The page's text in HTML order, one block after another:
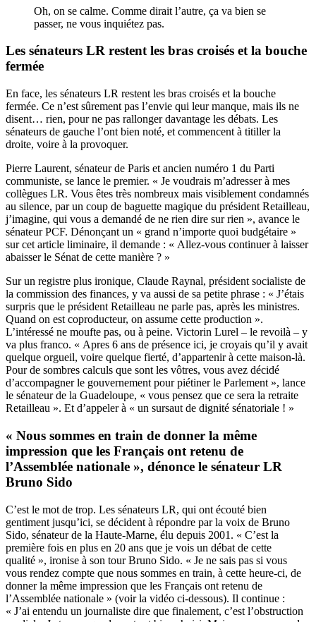
Oh, on se calme. Comme dirait l’autre, ça va bien se
passer, ne vous inquiétez pas.
Les sénateurs LR restent les bras croisés et la bouche
fermée
En face, les sénateurs LR restent les bras croisés et la bouche
fermée. Ce n’est sûrement pas l’envie qui leur manque, mais ils ne
disent… rien, pour ne pas rallonger davantage les débats. Les
sénateurs de gauche l’ont bien noté, et commencent à titiller la
droite, voire à la provoquer.
Pierre Laurent, sénateur de Paris et ancien numéro 1 du Parti
communiste, se lance le premier. « Je voudrais m’adresser à mes
collègues LR. Vous êtes très nombreux mais visiblement condamnés
au silence, par un coup de baguette magique du président Retailleau,
j’imagine, qui vous a demandé de ne rien dire sur rien », avance le
sénateur PCF. Dénonçant un « grand n’importe quoi budgétaire »
sur cet article liminaire, il demande : « Allez-vous continuer à laisser
abaisser le Sénat de cette manière ? »
Sur un registre plus ironique, Claude Raynal, président socialiste de
la commission des finances, y va aussi de sa petite phrase : « J’étais
surpris que le président Retailleau ne parle pas, après les ministres.
Quand on est coproducteur, on assume cette production ».
L’intéressé ne moufte pas, ou à peine. Victorin Lurel – le revoilà – y
va plus franco. « Apres 6 ans de présence ici, je croyais qu’il y avait
quelque orgueil, voire quelque fierté, d’appartenir à cette maison-là.
Pour de sombres calculs que sont les vôtres, vous avez décidé
d’accompagner le gouvernement pour piétiner le Parlement », lance
le sénateur de la Guadeloupe, « vous pensez que ce sera la retraite
Retailleau ». Et d’appeler à « un sursaut de dignité sénatoriale ! »
« Nous sommes en train de donner la même
impression que les Français ont retenu de
l’Assemblée nationale », dénonce le sénateur LR
Bruno Sido
C’est le mot de trop. Les sénateurs LR, qui ont écouté bien
gentiment jusqu’ici, se décident à répondre par la voix de Bruno
Sido, sénateur de la Haute-Marne, élu depuis 2001. « C’est la
première fois en plus en 20 ans que je vois un débat de cette
qualité », ironise à son tour Bruno Sido. « Je ne sais pas si vous
vous rendez compte que nous sommes en train, à cette heure-ci, de
donner la même impression que les Français ont retenu de
l’Assemblée nationale » (voir la vidéo ci-dessous). Il continue :
« J’ai entendu un journaliste dire que finalement, c’est l’obstruction